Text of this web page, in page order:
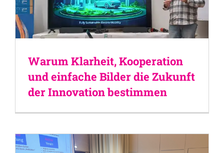
Warum Klarheit, Kooperation
und einfache Bilder die Zukunft
der Innovation bestimmen